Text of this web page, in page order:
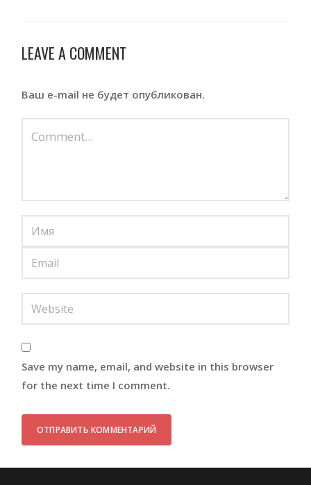
LEAVE A COMMENT
Ваш e-mail не будет опубликован.
Save my name, email, and website in this browser
for the next time I comment.